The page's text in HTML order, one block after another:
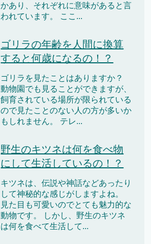
かあり、それぞれに意味があると言
われています。 ここ...
ゴリラの年齢を人間に換算
すると何歳になるの！？
ゴリラを見たことはありますか？
動物園でも見ることができますが、
飼育されている場所が限られている
ので見たことのない人の方が多いか
もしれません。 テレ...
野生のキツネは何を食べ物
にして生活しているの！？
キツネは、伝説や神話などあったり
して神秘的な感じがしますよね。
見た目も可愛いのでとても魅力的な
動物です。 しかし、野生のキツネ
は何を食べて生活して...